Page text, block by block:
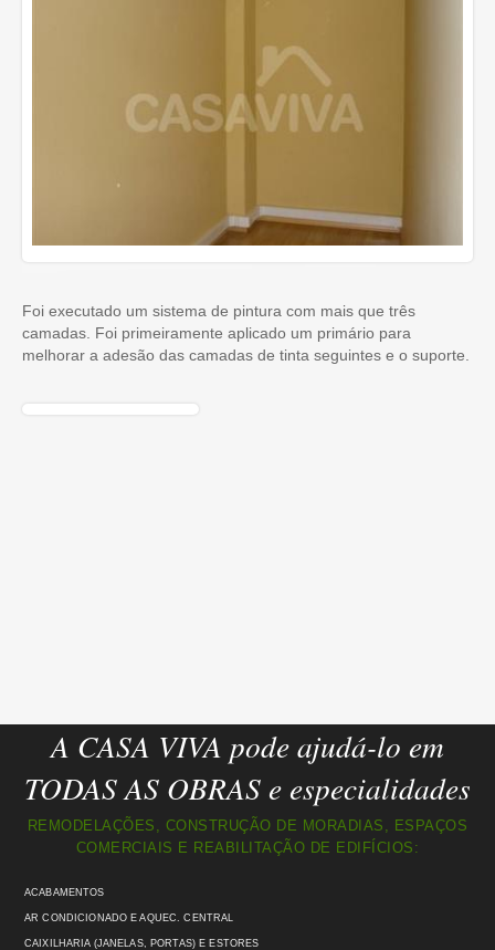
Foi executado um sistema de pintura com mais que três
camadas. Foi primeiramente aplicado um primário para
melhorar a adesão das camadas de tinta seguintes e o suporte.
A CASA VIVA pode ajudá-lo em
TODAS AS OBRAS e especialidades
REMODELAÇÕES, CONSTRUÇÃO DE MORADIAS, ESPAÇOS
COMERCIAIS E REABILITAÇÃO DE EDIFÍCIOS:
ACABAMENTOS
AR CONDICIONADO E AQUEC. CENTRAL
CAIXILHARIA (JANELAS, PORTAS) E ESTORES